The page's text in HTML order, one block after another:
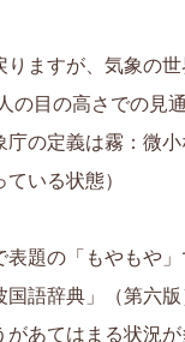
りますが、気象の
の目の高さでの見
庁の定義は霧：微
ている状態）
表題の「もやもや」
国語辞典」（第六
があてはまる状況